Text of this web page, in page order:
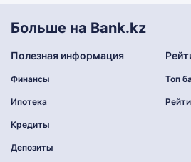
Больше на Bank.kz
Полезная информация
Финансы
Ипотека
Кредиты
Депозиты
Топ